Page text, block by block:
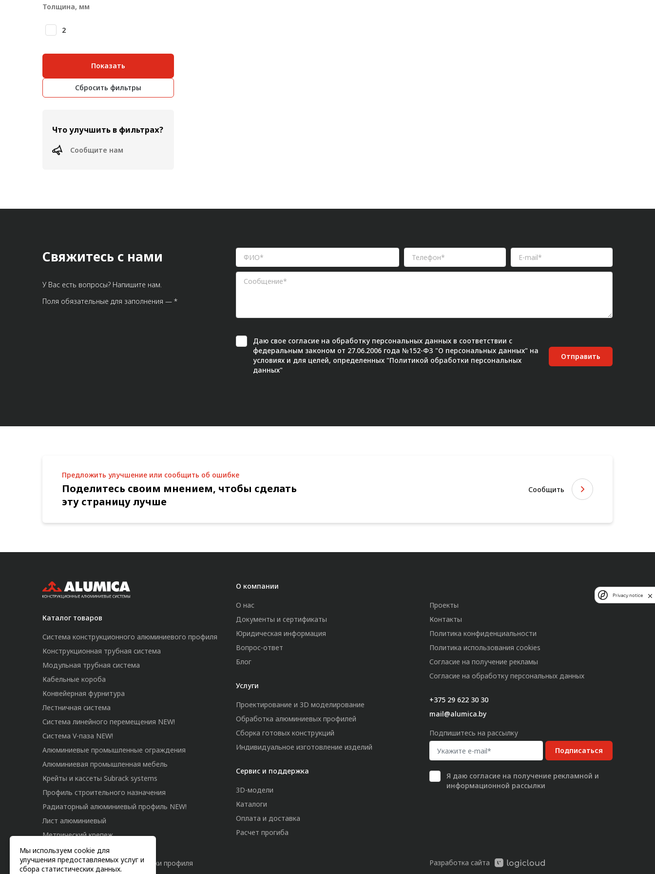
Конструкции из профиля
Услуги дополнительной
обработки профиля
Толщина, мм
2
Показать
Сбросить фильтры
Что улучшить в фильтрах?
Сообщите нам
Мы используем cookie для
улучшения предоставляемых услуг и
сбора статистических данных.
Свяжитесь с нами
У Вас есть вопросы? Напишите нам.
Поля обязательные для заполнения — *
Даю свое согласие на обработку персональных данных в соответствии с
федеральным законом от 27.06.2006 года №152-ФЗ "О персональных данных" на
условиях и для целей, определенных "Политикой обработки персональных
данных"
Отправить
Предложить улучшение или сообщить об ошибке
Поделитесь своим мнением, чтобы сделать
эту страницу лучше
Сообщить
Каталог товаров
Система конструкционного алюминиевого профиля
Конструкционная трубная система
Модульная трубная система
Кабельные короба
Конвейерная фурнитура
Лестничная система
Система линейного перемещения NEW!
Система V-паза NEW!
Алюминиевые промышленные ограждения
Алюминиевая промышленная мебель
Крейты и кассеты Subrack systems
Профиль строительного назначения
Радиаторный алюминиевый профиль NEW!
Лист алюминиевый
Метрический крепеж
Конструкции из профиля
Услуги дополнительной обработки профиля
О компании
О нас
Документы и сертификаты
Юридическая информация
Вопрос-ответ
Блог
Услуги
Проектирование и 3D моделирование
Обработка алюминиевых профилей
Сборка готовых конструкций
Индивидуальное изготовление изделий
Сервис и поддержка
3D-модели
Каталоги
Оплата и доставка
Расчет прогиба
Проекты
Контакты
Политика конфиденциальности
Политика использования cookies
Согласие на получение рекламы
Согласие на обработку персональных данных
+375 29 622 30 30
mail@alumica.by
Подпишитесь на рассылку
Подписаться
Я даю согласие на получение рекламной и
информационной рассылки
Разработка сайта
Privacy notice